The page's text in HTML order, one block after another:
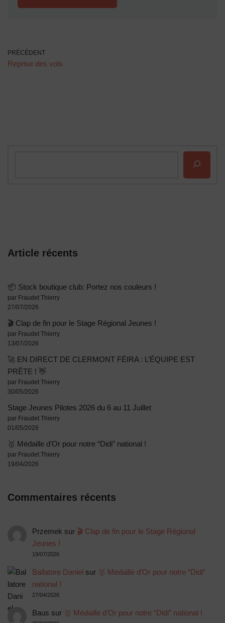
PRÉCÉDENT
Reprise des vols
Article récents
📦 Stock boutique club: Portez nos couleurs !
par Fraudet Thierry
27/07/2026
🎬 Clap de fin pour le Stage Régional Jeunes !
par Fraudet Thierry
13/07/2026
🚀 EN DIRECT DE CLERMONT FÉIRA : L’ÉQUIPE EST
PRÊTE ! 👋
par Fraudet Thierry
30/05/2026
Stage Jeunes Pilotes 2026 du 6 au 11 Juillet
par Fraudet Thierry
01/05/2026
🥇 Médaille d’Or pour notre “Didi” national !
par Fraudet Thierry
19/04/2026
Commentaires récents
Przemek sur 🎬 Clap de fin pour le Stage Régional
Jeunes !
19/07/2026
Ballatore Daniel sur 🥇 Médaille d’Or pour notre “Didi”
national !
27/04/2026
Baus sur 🥇 Médaille d’Or pour notre “Didi” national !